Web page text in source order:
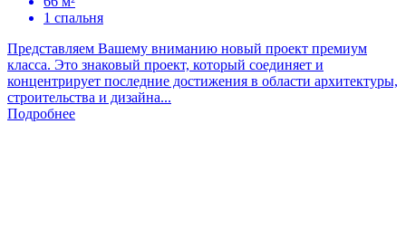
1 спальня
Представляем Вашему вниманию новый проект премиум
класса. Это знаковый проект, который соединяет и
концентрирует последние достижения в области архитектуры,
строительства и дизайна...
Подробнее